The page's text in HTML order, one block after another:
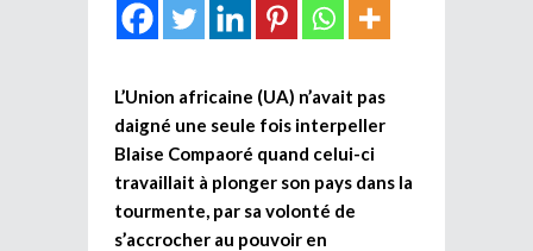
L’Union africaine (UA) n’avait pas
daigné une seule fois interpeller
Blaise Compaoré quand celui-ci
travaillait à plonger son pays dans la
tourmente, par sa volonté de
s’accrocher au pouvoir en